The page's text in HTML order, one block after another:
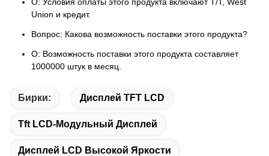
Union и кредит.
Вопрос: Какова возможность поставки этого продукта?
О: Возможность поставки этого продукта составляет
1000000 штук в месяц.
Бирки: Дисплей TFT LCD
Tft LCD-Модульный Дисплей
Дисплей LCD Высокой Яркости